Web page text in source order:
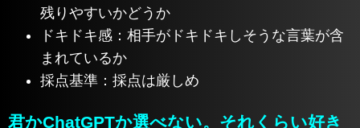
残りやすいかどうか
ドキドキ感：相手がドキドキしそうな言葉が含
まれているか
採点基準：採点は厳しめ
君かChatGPTか選べない。それくらい好き